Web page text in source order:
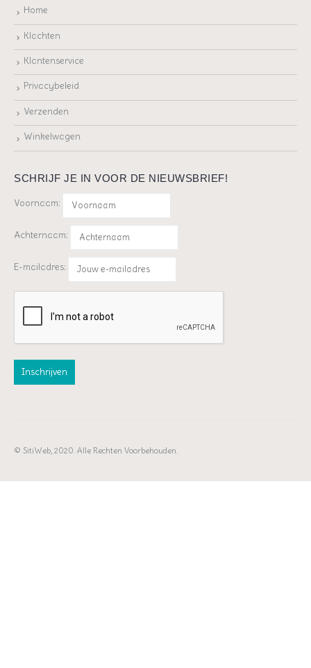
Home
Klachten
Klantenservice
Privacybeleid
Verzenden
Winkelwagen
SCHRIJF JE IN VOOR DE NIEUWSBRIEF!
Voornaam:
Achternaam:
E-mailadres:
© SitiWeb, 2020. Alle Rechten Voorbehouden.